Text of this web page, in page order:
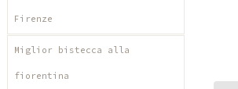
Firenze
Miglior bistecca alla
fiorentina